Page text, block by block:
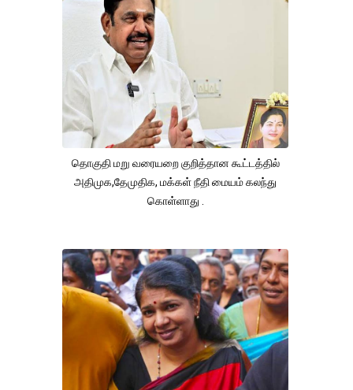
தொகுதி மறு வரையறை குறித்தான கூட்டத்தில்
அதிமுக,தேமுதிக, மக்கள் நீதி மையம் கலந்து
கொள்ளாது .